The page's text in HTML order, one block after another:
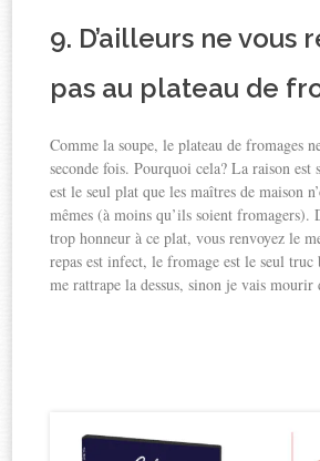
9. D’ailleurs ne vous
pas au plateau de
Comme la soupe, le plateau de fromages
seconde fois. Pourquoi cela? La raison
est le seul plat que les maîtres de maison
mêmes (à moins qu’ils soient fromagers).
trop honneur à ce plat, vous renvoyez le
repas est infect, le fromage est le seul
me rattrape la dessus, sinon je vais